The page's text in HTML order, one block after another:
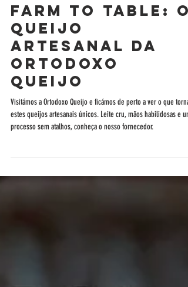
Moinho Dom Quixote
2 min de leitura
Farm to Table: O
Queijo
Artesanal da
Ortodoxo
Queijo
Visitámos a Ortodoxo Queijo e ficámos de perto a ver o que torna